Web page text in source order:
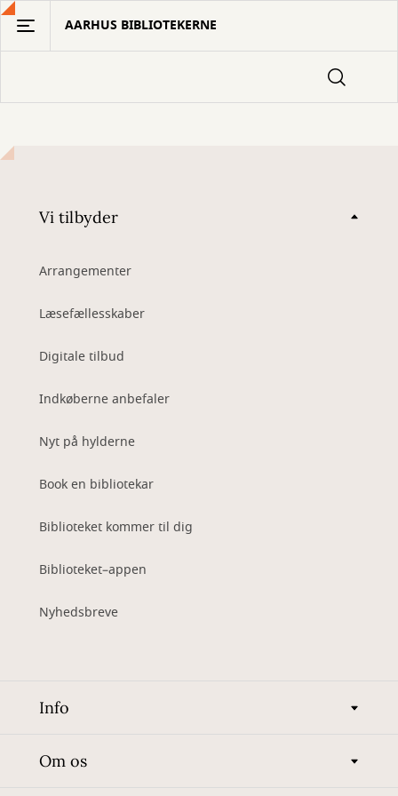
Gå
hovedindhold
AARHUS BIBLIOTEKERNE
Vi tilbyder
Arrangementer
Læsefællesskaber
Digitale tilbud
Indkøberne anbefaler
Nyt på hylderne
Book en bibliotekar
Biblioteket kommer til dig
Biblioteket–appen
Nyhedsbreve
Info
Om os